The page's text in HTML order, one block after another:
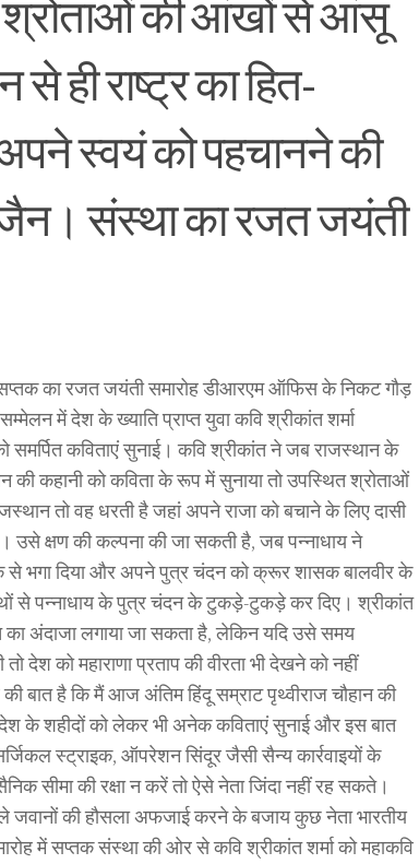
श्रोताओं की आंखों से आंसू
ही राष्ट्र का हित-
स्वयं को पहचानने की
संस्था का रजत जयंती
का रजत जयंती समारोह डीआरएम ऑफिस के निकट गौड़
में देश के ख्याति प्राप्त युवा कवि श्रीकांत शर्मा
कविताएं सुनाई। कवि श्रीकांत ने जब राजस्थान के
की कहानी को कविता के रूप में सुनाया तो उपस्थित श्रोताओं
तो वह धरती है जहां अपने राजा को बचाने के लिए दासी
उसे क्षण की कल्पना की जा सकती है, जब पन्नाधाय ने
से भगा दिया और अपने पुत्र चंदन को क्रूर शासक बालवीर के
से पन्नाधाय के पुत्र चंदन के टुकड़े-टुकड़े कर दिए। श्रीकांत
अंदाजा लगाया जा सकता है, लेकिन यदि उसे समय
देश को महाराणा प्रताप की वीरता भी देखने को नहीं
बात है कि मैं आज अंतिम हिंदू सम्राट पृथ्वीराज चौहान की
के शहीदों को लेकर भी अनेक कविताएं सुनाई और इस बात
स्ट्राइक, ऑपरेशन सिंदूर जैसी सैन्य कार्रवाइयों के
सीमा की रक्षा न करें तो ऐसे नेता जिंदा नहीं रह सकते।
जवानों की हौसला अफजाई करने के बजाय कुछ नेता भारतीय
में सप्तक संस्था की ओर से कवि श्रीकांत शर्मा को महाकवि